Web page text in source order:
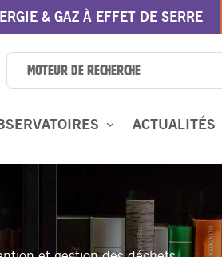
& GAZ À EFFET DE SERRE
ACTUALITÉS